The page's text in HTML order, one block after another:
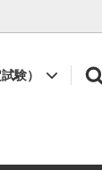
験）